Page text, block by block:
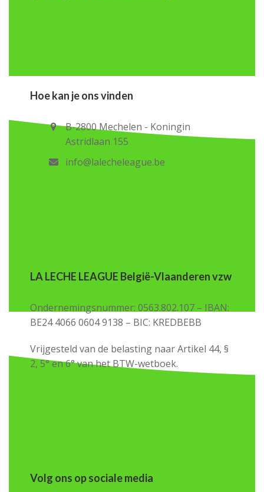
Hoe kan je ons vinden
B-2800 Mechelen - Koningin
Astridlaan 155
info@lalecheleague.be
LA LECHE LEAGUE België-Vlaanderen vzw
Ondernemingsnummer: 0563.802.107 – IBAN:
BE24 4066 0604 9138 – BIC: KREDBEBB
Vrijgesteld van de belasting naar Artikel 44, §
2, 5° en 6° van het BTW-wetboek.
Volg ons op sociale media